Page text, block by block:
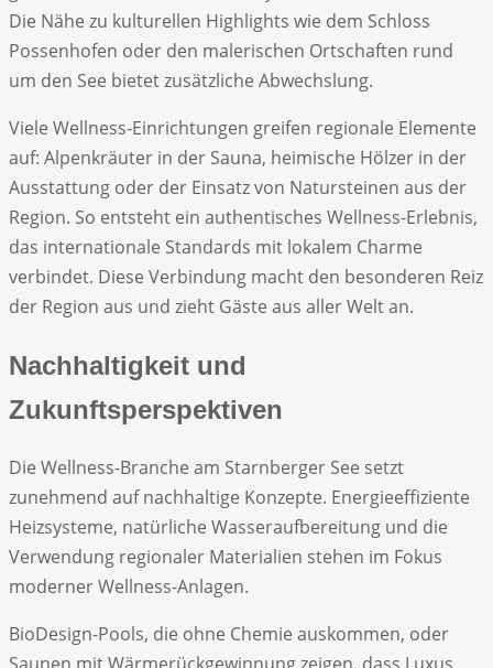
Die Nähe zu kulturellen Highlights wie dem Schloss
Possenhofen oder den malerischen Ortschaften rund
um den See bietet zusätzliche Abwechslung.
Viele Wellness-Einrichtungen greifen regionale Elemente
auf: Alpenkräuter in der Sauna, heimische Hölzer in der
Ausstattung oder der Einsatz von Natursteinen aus der
Region. So entsteht ein authentisches Wellness-Erlebnis,
das internationale Standards mit lokalem Charme
verbindet. Diese Verbindung macht den besonderen Reiz
der Region aus und zieht Gäste aus aller Welt an.
Nachhaltigkeit und
Zukunftsperspektiven
Die Wellness-Branche am Starnberger See setzt
zunehmend auf nachhaltige Konzepte. Energieeffiziente
Heizsysteme, natürliche Wasseraufbereitung und die
Verwendung regionaler Materialien stehen im Fokus
moderner Wellness-Anlagen.
BioDesign-Pools, die ohne Chemie auskommen, oder